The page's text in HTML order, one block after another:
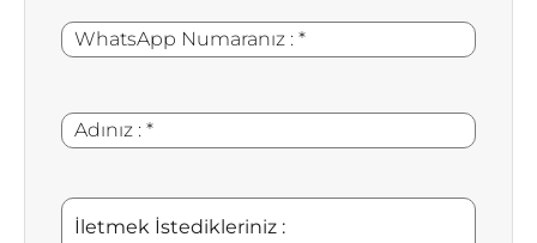
WhatsApp
Numaranız
*
Adınız
:
*
İletmek
İstedikleriniz